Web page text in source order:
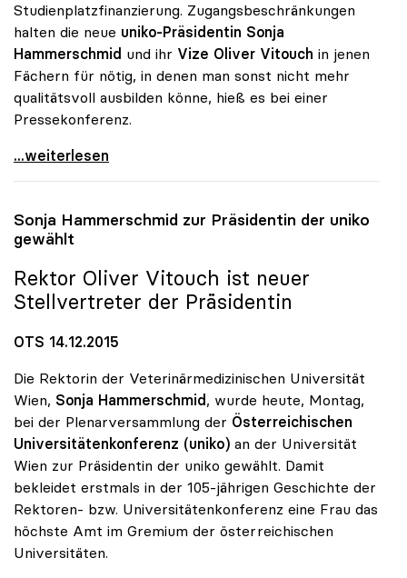
Studienplatzfinanzierung. Zugangsbeschränkungen
halten die neue uniko-Präsidentin Sonja
Hammerschmid und ihr Vize Oliver Vitouch in jenen
Fächern für nötig, in denen man sonst nicht mehr
qualitätsvoll ausbilden könne, hieß es bei einer
Pressekonferenz.
Universitäten drängen weiter auf
...weiterlesen
Sonja Hammerschmid zur Präsidentin der uniko
gewählt
Rektor Oliver Vitouch ist neuer
Stellvertreter der Präsidentin
OTS 14.12.2015
Die Rektorin der Veterinärmedizinischen Universität
Wien, Sonja Hammerschmid, wurde heute, Montag,
bei der Plenarversammlung der Österreichischen
Universitätenkonferenz (uniko) an der Universität
Wien zur Präsidentin der uniko gewählt. Damit
bekleidet erstmals in der 105-jährigen Geschichte der
Rektoren- bzw. Universitätenkonferenz eine Frau das
höchste Amt im Gremium der österreichischen
Universitäten.